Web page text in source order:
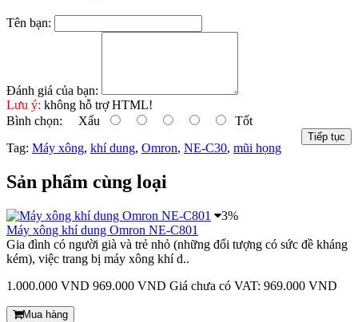
Tên bạn:
Đánh giá của bạn:
Lưu ý: không hỗ trợ HTML!
Bình chọn: Xấu Tốt
Tiếp tục
Tag: Máy xông, khí dung, Omron, NE-C30, mũi họng
Sản phẩm cùng loại
3%
Máy xông khí dung Omron NE-C801
Gia đình có người già và trẻ nhỏ (những đối tượng có sức đề kháng
kém), việc trang bị máy xông khí d..
1.000.000 VND 969.000 VND Giá chưa có VAT: 969.000 VND
Mua hàng